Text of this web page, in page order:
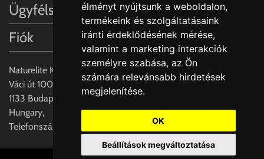
élményt nyújtsunk a weboldalon,
termékeink és szolgáltatásaink
iránti érdeklődésének mérése,
valamint a marketing interakciók
személyre szabása, az Ön
számára relevánsabb hirdetések
megjelenítése.
OK
Beállítások megváltoztatása
helyett időre történő extra szállítás kérése is lehetséges
egyedi áron. A szállítás megbeszélt időablakban lehetőség
szerint 1 órás intervallumon belüli pontos időpont
megjelöléssel kérhető munkanapokon 09.00 - 15.00 között.
A költséget a megrendeléskor rendelt termék/termékek,
valamint az ott megadott szállítási cím alapján a központ
számolja, valamint visszaigazolja.
Az árak csak a címre való szállítást tartalmazzák
anyagmozgatás, be- illetve felszállítás nélkül.
Az árak az utánvét és értékbevallási díjat nem tartalmazzák.
Naturelite Kft,
Váci út 100.,
1133 Budapest,
Hungary,
Telefonszám: +(36) 70-427-3837
Ügyfélszolgálat
Fiók